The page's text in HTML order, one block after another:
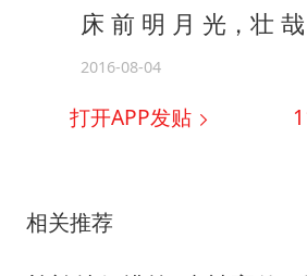
床 前 明 月 光，壮
2016-08-04
打开APP发贴
相关推荐